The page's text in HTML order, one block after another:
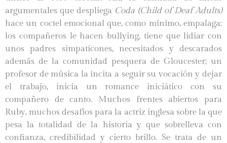
argumentales que despliega Coda (Child of Deaf Adults)
hace un coctel emocional que, como mínimo, empalaga:
los compañeros le hacen bullying, tiene que lidiar con
unos padres simpaticones, necesitados y descarados
además de la comunidad pesquera de Gloucester; un
profesor de música la incita a seguir su vocación y dejar
el trabajo, inicia un romance iniciático con su
compañero de canto. Muchos frentes abiertos para
Ruby, muchos desafíos para la actriz inglesa sobre la que
pesa la totalidad de la historia y que sobrelleva con
confianza, credibilidad y cierto brillo. Se trata de un